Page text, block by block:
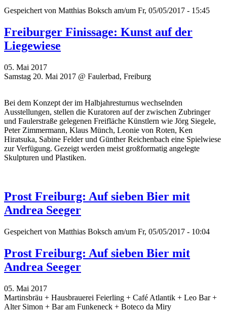
Gespeichert von Matthias Boksch am/um Fr, 05/05/2017 - 15:45
Freiburger Finissage: Kunst auf der
Liegewiese
05. Mai 2017
Samstag 20. Mai 2017 @ Faulerbad, Freiburg
Bei dem Konzept der im Halbjahresturnus wechselnden
Ausstellungen, stellen die Kuratoren auf der zwischen Zubringer
und Faulerstraße gelegenen Freifläche Künstlern wie Jörg Siegele,
Peter Zimmermann, Klaus Münch, Leonie von Roten, Ken
Hiratsuka, Sabine Felder und Günther Reichenbach eine Spielwiese
zur Verfügung. Gezeigt werden meist großformatig angelegte
Skulpturen und Plastiken.
Prost Freiburg: Auf sieben Bier mit
Andrea Seeger
Gespeichert von Matthias Boksch am/um Fr, 05/05/2017 - 10:04
Prost Freiburg: Auf sieben Bier mit
Andrea Seeger
05. Mai 2017
Martinsbräu + Hausbrauerei Feierling + Café Atlantik + Leo Bar +
Alter Simon + Bar am Funkeneck + Boteco da Miry